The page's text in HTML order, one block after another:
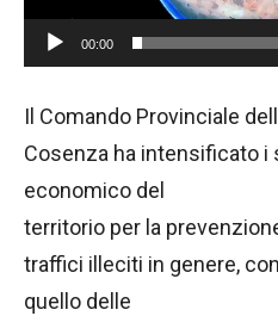
P
l
00:00
Il Comando Provinciale
Cosenza ha intensificato i
economico del
territorio per la
traffici illeciti in genere,
quello delle